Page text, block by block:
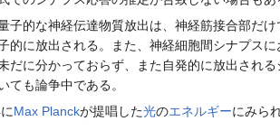
的な神経伝達物質放出は、神経筋接合部だけ
的に放出される。また、神経細胞間シナプス
だに分かっておらず、また自発的に放出され
ても論争中である。
Max Planckが提唱した光のエネルギーにみら